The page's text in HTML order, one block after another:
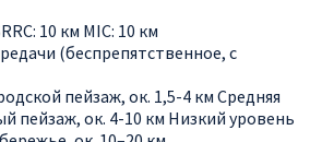
10 км MIC: 10 км
(беспрепятственное, с
пейзаж, ок. 1,5-4 км Средняя
пейзаж, ок. 4-10 км Низкий уровень